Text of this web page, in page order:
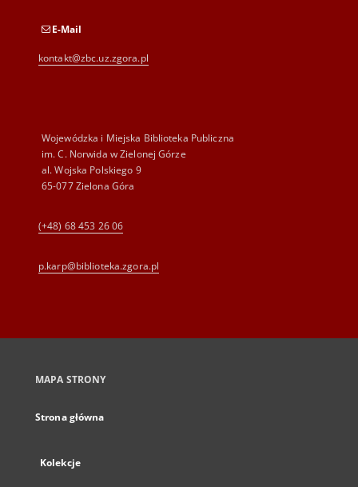
E-Mail
kontakt@zbc.uz.zgora.pl
Wojewódzka i Miejska Biblioteka Publiczna
im. C. Norwida w Zielonej Górze
al. Wojska Polskiego 9
65-077 Zielona Góra
(+48) 68 453 26 06
p.karp@biblioteka.zgora.pl
MAPA STRONY
Strona główna
Kolekcje